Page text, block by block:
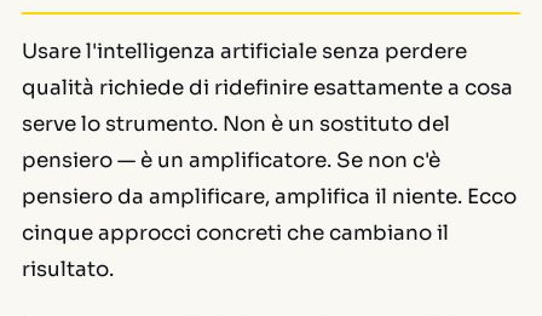
Usare l'intelligenza artificiale senza perdere
qualità richiede di ridefinire esattamente a cosa
serve lo strumento. Non è un sostituto del
pensiero — è un amplificatore. Se non c'è
pensiero da amplificare, amplifica il niente. Ecco
cinque approcci concreti che cambiano il
risultato.